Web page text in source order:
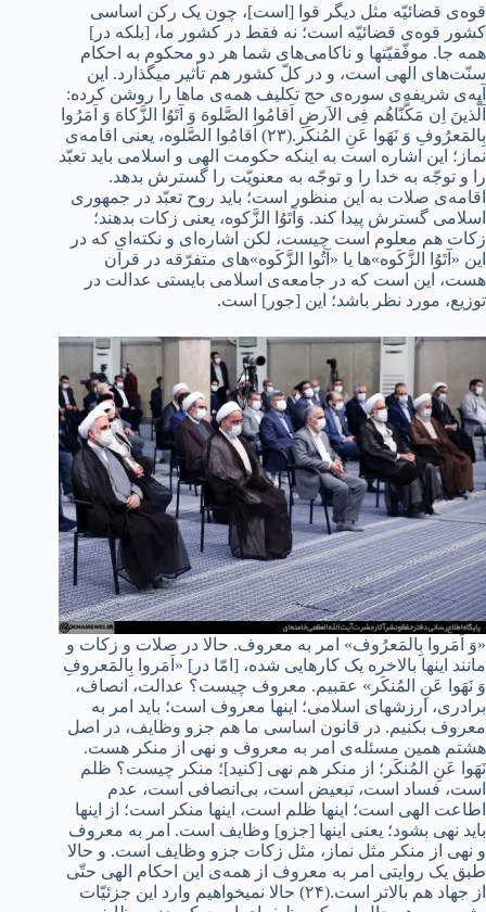
قوه‌ی قضائیّه مثل دیگر قوا [است]، چون یک رکن اساسی
کشور قوه‌ی قضائیّه است؛ نه فقط در کشور ما، [بلکه در]
همه جا. موفّقیّتها و ناکامی‌های شما هر دو محکوم به احکام
سنّت‌های الهی است، و در کلّ کشور هم تأثیر میگذارد. این
آیه‌ی شریفه‌ی سوره‌ی حج تکلیف همه‌ی ماها را روشن کرده:
اَلَّذینَ اِن مَکَّنّاهُم فِی الاَرضِ اَقامُوا الصَّلوهَ وَ آتَوُا الزَّکاهَ وَ اَمَرُوا
بِالمَعرُوفِ وَ نَهَوا عَنِ المُنکَر.(۲۳) اَقامُوا الصَّلوه، یعنی اقامه‌ی
نماز؛ این اشاره است به اینکه حکومت الهی و اسلامی باید تعبّد
را و توجّه به خدا را و توجّه به معنویّت را گسترش بدهد.
اقامه‌ی صلات به این منظور است؛ باید روح تعبّد در جمهوری
اسلامی گسترش پیدا کند. وَآتَوُا الزَّکوه، یعنی زکات بدهند؛
زکات هم معلوم است چیست، لکن اشاره‌ای و نکته‌ای که در
این «آتَوُا الزَّکَوه‌»ها یا «آتُوا الزَّکَوه‌»های متفرّقه در قرآن
هست، این است که در جامعه‌ی اسلامی بایستی عدالت در
توزیع، مورد نظر باشد؛ این [جور] است.
«وَ اَمَروا بِالمَعرُوف» امر به معروف. حالا در صلات و زکات و
مانند اینها بالاخره یک کارهایی شده، [امّا در] «اَمَروا بِالمَعروفِ
وَ نَهَوا عَنِ المُنکَر» عقبیم. معروف چیست؟ عدالت، انصاف،
برادری، ارزشهای اسلامی؛ اینها معروف است؛ باید امر به
معروف بکنیم. در قانون اساسی ما هم جزو وظایف، در اصل
هشتم همین مسئله‌ی امر به معروف و نهی از منکر هست.
نَهَوا عَنِ المُنکَر؛ از منکر هم نهی [کنید]؛ منکر چیست؟ ظلم
است، فساد است، تبعیض است، بی‌انصافی است، عدم
اطاعت الهی است؛ اینها ظلم است، اینها منکر است؛ از اینها
باید نهی بشود؛ یعنی اینها [جزو] وظایف است. امر به معروف
و نهی از منکر مثل نماز، مثل زکات جزو وظایف است. و حالا
طبق یک روایتی امر به معروف از همه‌ی این احکام الهی حتّی
از جهاد هم بالاتر است.(۲۴) حالا نمیخواهیم وارد این جزئیّات